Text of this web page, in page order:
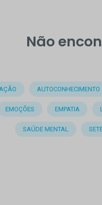
Não
AUTOCONHECIMENTO
EMOÇÕES EMPATIA
SAÚDE MENTAL